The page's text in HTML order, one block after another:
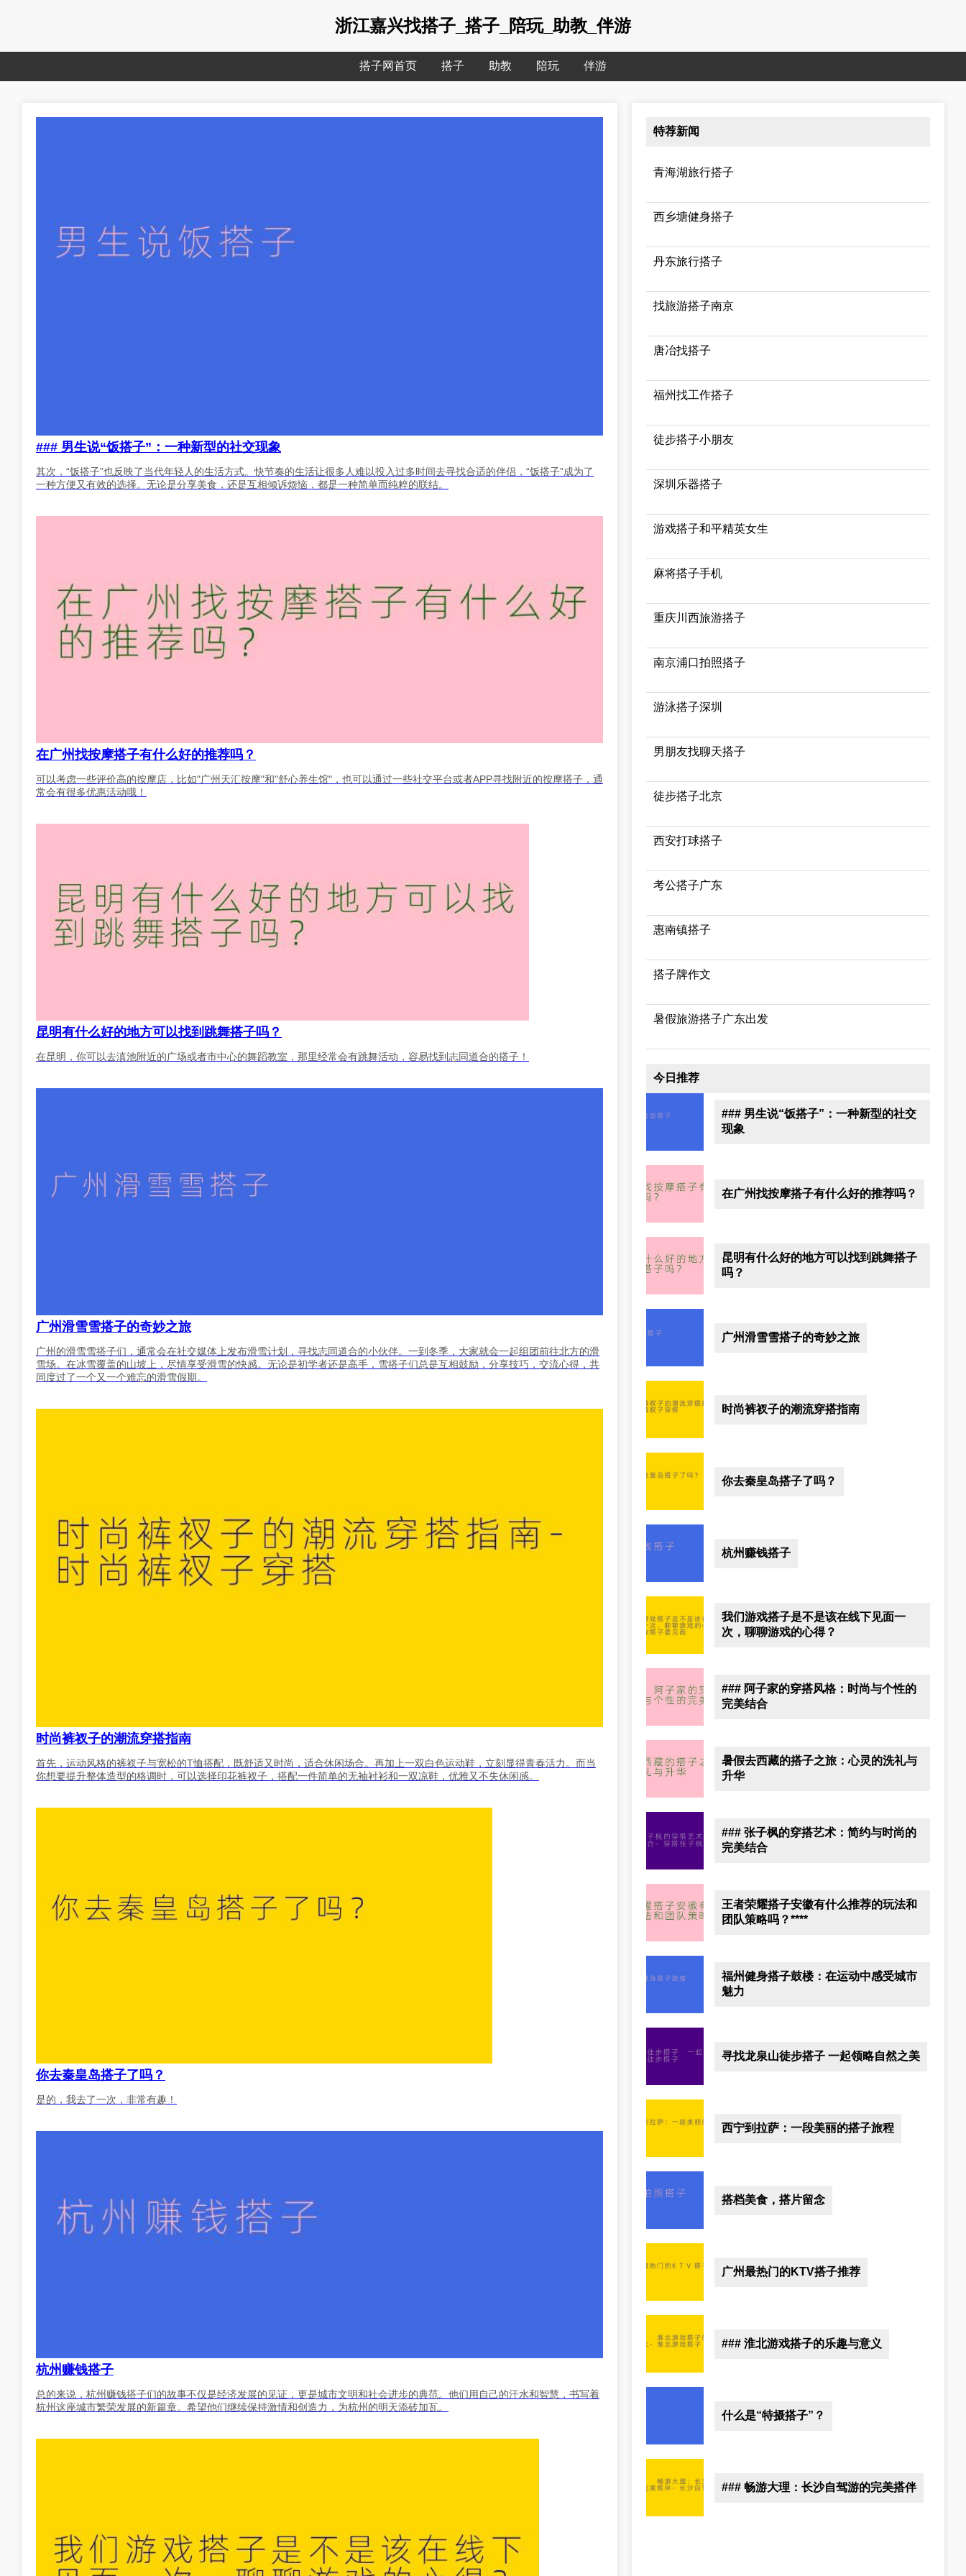
浙江嘉兴找搭子_搭子_陪玩_助教_伴游
搭子网首页 搭子 助教 陪玩 伴游
### 男生说“饭搭子”：一种新型的社交现象
其次，“饭搭子”也反映了当代年轻人的生活方式。快节奏的生活让很多人难以投入过多时间去寻找合适的伴侣，“饭搭子”成为了
一种方便又有效的选择。无论是分享美食，还是互相倾诉烦恼，都是一种简单而纯粹的联结。
在广州找按摩搭子有什么好的推荐吗？
可以考虑一些评价高的按摩店，比如"广州天汇按摩"和"舒心养生馆"，也可以通过一些社交平台或者APP寻找附近的按摩搭子，通
常会有很多优惠活动哦！
昆明有什么好的地方可以找到跳舞搭子吗？
在昆明，你可以去滇池附近的广场或者市中心的舞蹈教室，那里经常会有跳舞活动，容易找到志同道合的搭子！
广州滑雪雪搭子的奇妙之旅
广州的滑雪雪搭子们，通常会在社交媒体上发布滑雪计划，寻找志同道合的小伙伴。一到冬季，大家就会一起组团前往北方的滑
雪场。在冰雪覆盖的山坡上，尽情享受滑雪的快感。无论是初学者还是高手，雪搭子们总是互相鼓励，分享技巧，交流心得，共
同度过了一个又一个难忘的滑雪假期。
时尚裤衩子的潮流穿搭指南
首先，运动风格的裤衩子与宽松的T恤搭配，既舒适又时尚，适合休闲场合。再加上一双白色运动鞋，立刻显得青春活力。而当
你想要提升整体造型的格调时，可以选择印花裤衩子，搭配一件简单的无袖衬衫和一双凉鞋，优雅又不失休闲感。
你去秦皇岛搭子了吗？
是的，我去了一次，非常有趣！
杭州赚钱搭子
总的来说，杭州赚钱搭子们的故事不仅是经济发展的见证，更是城市文明和社会进步的典范。他们用自己的汗水和智慧，书写着
杭州这座城市繁荣发展的新篇章。希望他们继续保持激情和创造力，为杭州的明天添砖加瓦。
特荐新闻
青海湖旅行搭子
西乡塘健身搭子
丹东旅行搭子
找旅游搭子南京
唐冶找搭子
福州找工作搭子
徒步搭子小朋友
深圳乐器搭子
游戏搭子和平精英女生
麻将搭子手机
重庆川西旅游搭子
南京浦口拍照搭子
游泳搭子深圳
男朋友找聊天搭子
徒步搭子北京
西安打球搭子
考公搭子广东
惠南镇搭子
搭子牌作文
暑假旅游搭子广东出发
今日推荐
### 男生说“饭搭子”：一种新型的社交
现象
在广州找按摩搭子有什么好的推荐吗？
昆明有什么好的地方可以找到跳舞搭子
吗？
广州滑雪雪搭子的奇妙之旅
时尚裤衩子的潮流穿搭指南
你去秦皇岛搭子了吗？
杭州赚钱搭子
我们游戏搭子是不是该在线下见面一
次，聊聊游戏的心得？
### 阿子家的穿搭风格：时尚与个性的
完美结合
暑假去西藏的搭子之旅：心灵的洗礼与
升华
### 张子枫的穿搭艺术：简约与时尚的
完美结合
王者荣耀搭子安徽有什么推荐的玩法和
团队策略吗？****
福州健身搭子鼓楼：在运动中感受城市
魅力
寻找龙泉山徒步搭子 一起领略自然之美
西宁到拉萨：一段美丽的搭子旅程
搭档美食，搭片留念
广州最热门的KTV搭子推荐
### 淮北游戏搭子的乐趣与意义
什么是“特摄搭子”？
### 畅游大理：长沙自驾游的完美搭伴